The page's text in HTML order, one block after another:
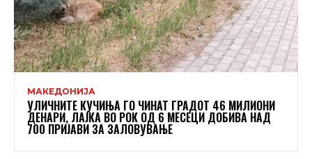
МАКЕДОНИЈА
УЛИЧНИТЕ КУЧИЊА ГО ЧИНАТ ГРАДОТ 46 МИЛИОНИ
ДЕНАРИ, ЛАЈКА ВО РОК ОД 6 МЕСЕЦИ ДОБИВА НАД
700 ПРИЈАВИ ЗА ЗАЛОВУВАЊЕ